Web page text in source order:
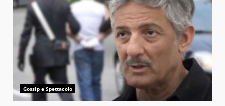
Gossip e Spettacolo